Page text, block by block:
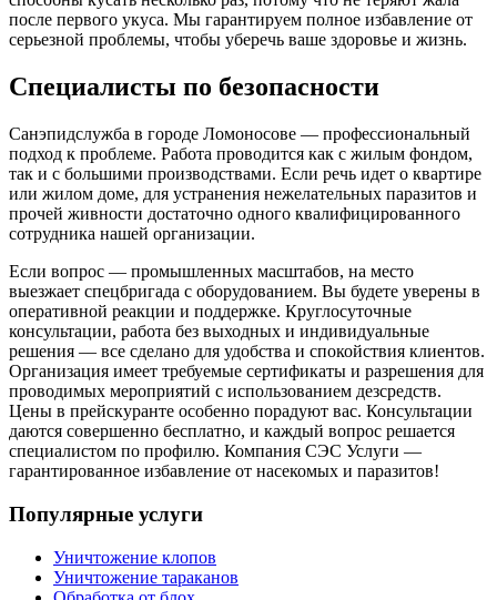
после первого укуса. Мы гарантируем полное избавление от
серьезной проблемы, чтобы уберечь ваше здоровье и жизнь.
Специалисты по безопасности
Санэпидслужба в городе Ломоносове — профессиональный
подход к проблеме. Работа проводится как с жилым фондом,
так и с большими производствами. Если речь идет о квартире
или жилом доме, для устранения нежелательных паразитов и
прочей живности достаточно одного квалифицированного
сотрудника нашей организации.
Если вопрос — промышленных масштабов, на место
выезжает спецбригада с оборудованием. Вы будете уверены в
оперативной реакции и поддержке. Круглосуточные
консультации, работа без выходных и индивидуальные
решения — все сделано для удобства и спокойствия клиентов.
Организация имеет требуемые сертификаты и разрешения для
проводимых мероприятий с использованием дезсредств.
Цены в прейскуранте особенно порадуют вас. Консультации
даются совершенно бесплатно, и каждый вопрос решается
специалистом по профилю. Компания СЭС Услуги —
гарантированное избавление от насекомых и паразитов!
Популярные услуги
Уничтожение клопов
Уничтожение тараканов